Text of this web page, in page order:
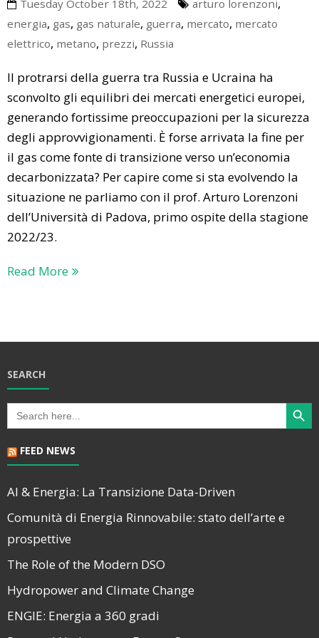
Tuesday October 18th, 2022
arturo lorenzoni,
energia, gas, gas naturale, guerra, mercato, mercato
elettrico, metano, prezzi, Russia
Il protrarsi della guerra tra Russia e Ucraina ha
sconvolto gli equilibri dei mercati energetici europei,
generando fortissime preoccupazioni per la sicurezza
degli approvvigionamenti. È forse arrivata la fine per
il gas come fonte di transizione verso un’economia
decarbonizzata? Per capire come si sta evolvendo la
situazione ne parliamo con il prof. Arturo Lorenzoni
dell’Università di Padova, primo ospite della stagione
2022/23.
Read More
SEARCH
Search
for:
Search
FEED NEWS
AI & Energia: La Transizione Data-Driven
Comunità di Energia Rinnovabile: stato dell’arte e
prospettive
The Role of the Modern DSO
Hydropower and Climate Change
ENGIE: Energia a 360 gradi